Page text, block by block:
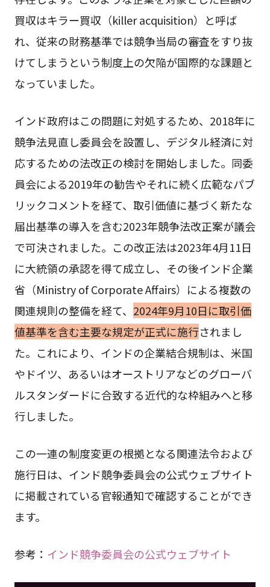
買収はキラー買収（killer acquisition）と呼ば
れ、従来の財務基準では競争当局の審査をすり抜
けてしまうという制度上の欠陥が国際的な課題と
なっていました。
インド政府はこの問題に対処するため、2018年に
競争法見直し委員会を設置し、デジタル経済に対
応するための法改正の検討を開始しました。同委
員会による2019年の勧告やそれに続く広範なパブ
リックコメントを経て、取引価値に基づく新たな
届出基準の導入を含む2023年競争法改正案が議会
で可決されました。この改正法は2023年4月11日
に大統領の承認を得て成立し、その後インド企業
省（Ministry of Corporate Affairs）による複数の
関連規則の整備を経て、 2024年9月10日に取引価
値基準を含む主要な規定が正式に施行されまし
た。これにより、インドの企業結合規制は、米国
やドイツ、あるいはオーストリアなどのグローバ
ルスタンダードに合致する近代的な枠組みへと移
行しました。
この一連の制度変更の根拠となる関連法令および
施行日は、インド競争委員会の公式ウェブサイト
に掲載されている官報通知で確認することができ
ます。
参考： インド競争委員会の公式ウェブサイト